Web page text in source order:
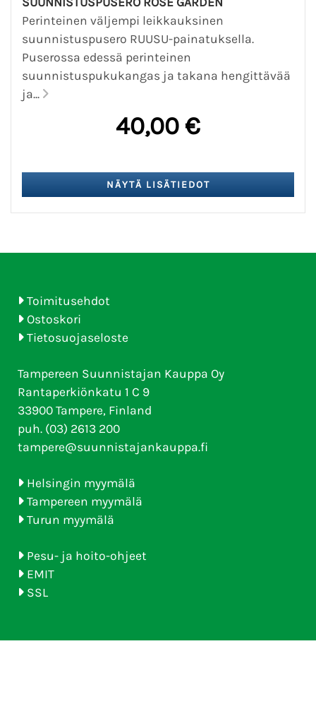
Perinteinen väljempi leikkauksinen
suunnistuspusero RUUSU-painatuksella.
Puserossa edessä perinteinen
suunnistuspukukangas ja takana hengittävää
ja...
40,00 €
Toimitusehdot
Ostoskori
Tietosuojaseloste
Tampereen Suunnistajan Kauppa Oy
Rantaperkiönkatu 1 C 9
33900 Tampere, Finland
puh. (03) 2613 200
tampere@suunnistajankauppa.fi
Helsingin myymälä
Tampereen myymälä
Turun myymälä
Pesu- ja hoito-ohjeet
EMIT
SSL